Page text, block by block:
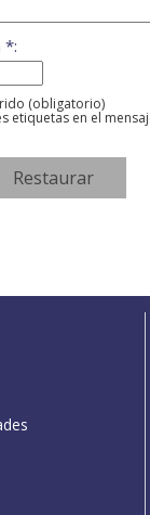
*:
(obligatorio)
etiquetas en el